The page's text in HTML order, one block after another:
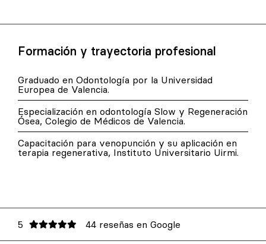
Formación y trayectoria profesional
Graduado en Odontología por la Universidad
Europea de Valencia.
Especialización en odontología Slow y Regeneración
Ósea, Colegio de Médicos de Valencia.
Capacitación para venopunción y su aplicación en
terapia regenerativa, Instituto Universitario Uirmi.
5 44 reseñas en Google